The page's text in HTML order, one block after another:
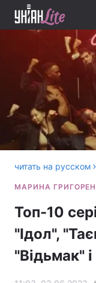
читать на русском
Топ-10
"Ідол",
"Відьмак"